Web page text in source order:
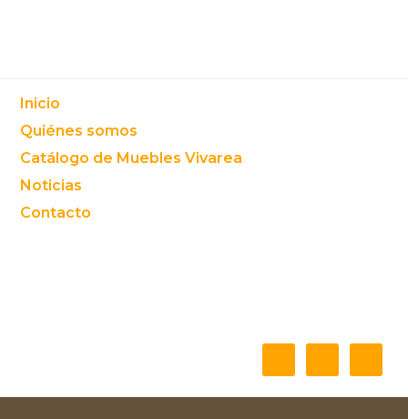
Footer
Inicio
Quiénes somos
Catálogo de Muebles Vivarea
Noticias
Contacto